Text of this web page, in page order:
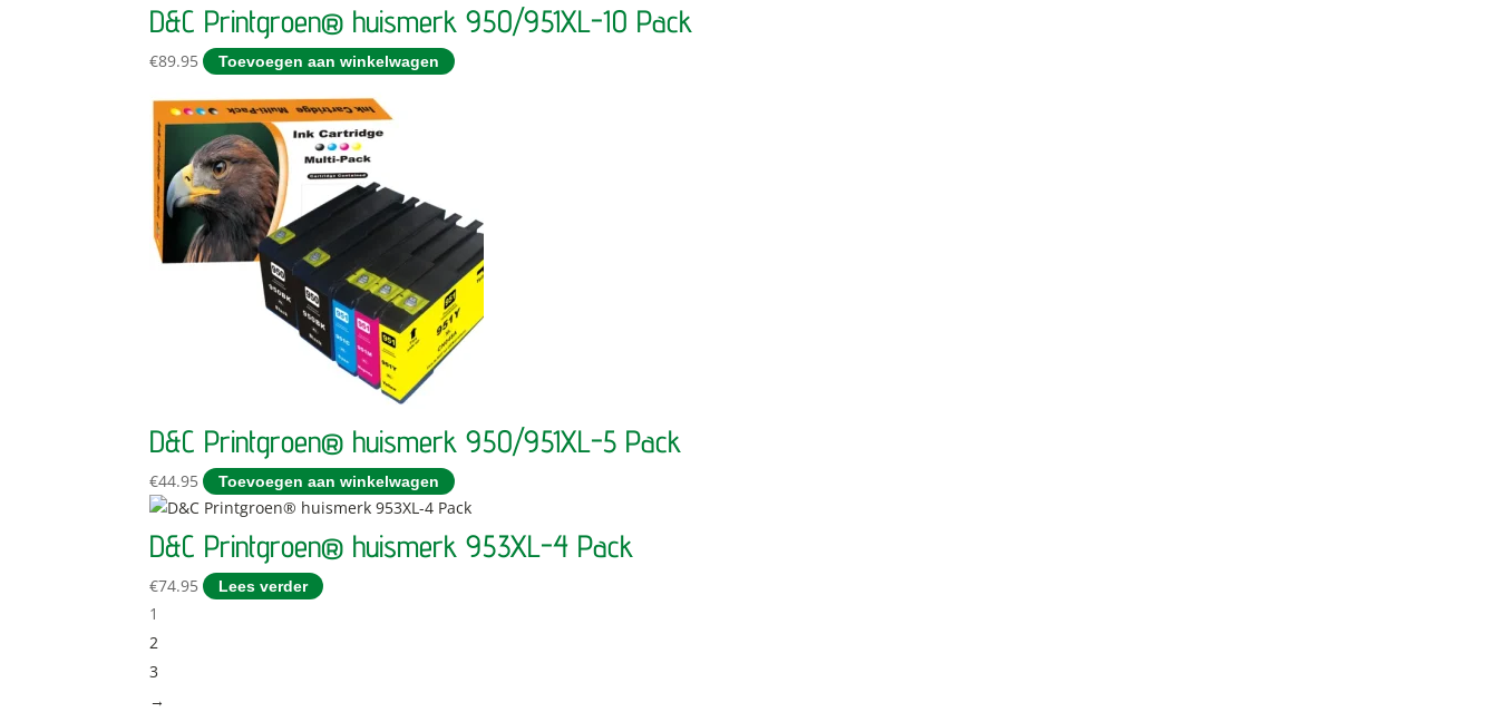
D&C Printgroen® huismerk 950/951XL-10 Pack
€89.95 Toevoegen aan winkelwagen
D&C Printgroen® huismerk 950/951XL-5 Pack
€44.95 Toevoegen aan winkelwagen
D&C Printgroen® huismerk 953XL-4 Pack
€74.95 Lees verder
1
2
3
→